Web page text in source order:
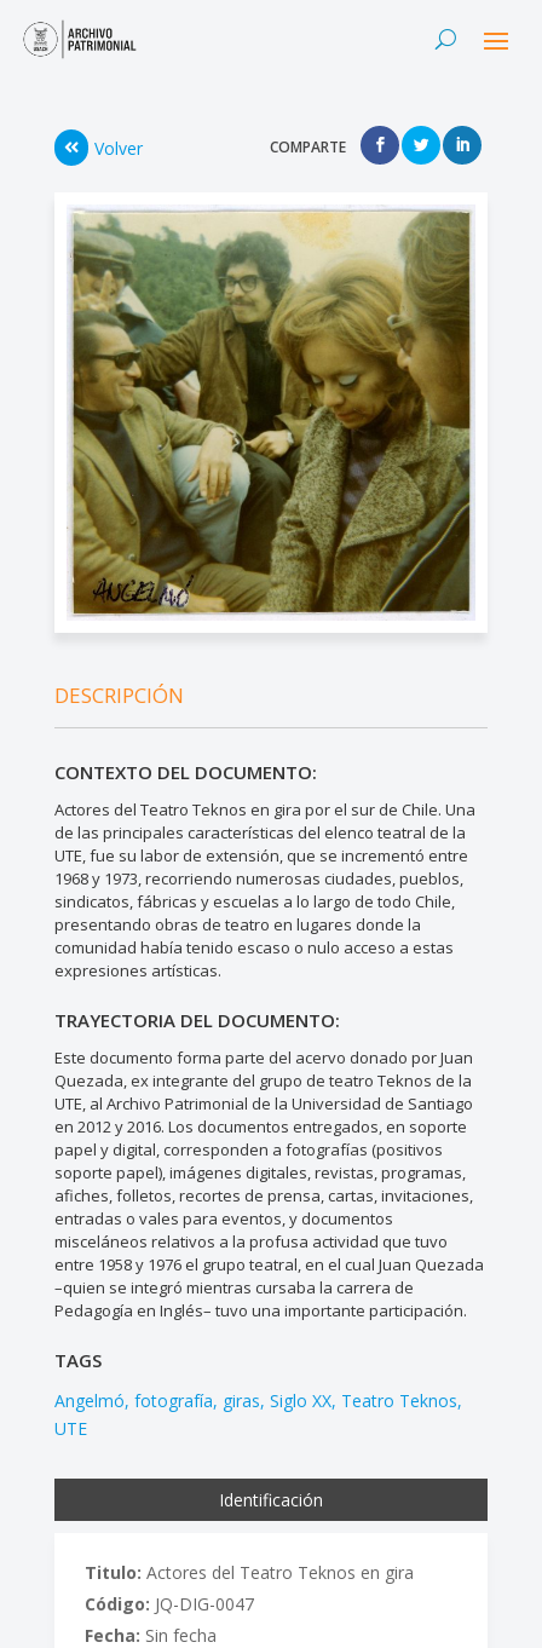
Volver COMPARTE
DESCRIPCIÓN
CONTEXTO DEL DOCUMENTO:
Actores del Teatro Teknos en gira por el sur de Chile. Una
de las principales características del elenco teatral de la
UTE, fue su labor de extensión, que se incrementó entre
1968 y 1973, recorriendo numerosas ciudades, pueblos,
sindicatos, fábricas y escuelas a lo largo de todo Chile,
presentando obras de teatro en lugares donde la
comunidad había tenido escaso o nulo acceso a estas
expresiones artísticas.
TRAYECTORIA DEL DOCUMENTO:
Este documento forma parte del acervo donado por Juan
Quezada, ex integrante del grupo de teatro Teknos de la
UTE, al Archivo Patrimonial de la Universidad de Santiago
en 2012 y 2016. Los documentos entregados, en soporte
papel y digital, corresponden a fotografías (positivos
soporte papel), imágenes digitales, revistas, programas,
afiches, folletos, recortes de prensa, cartas, invitaciones,
entradas o vales para eventos, y documentos
misceláneos relativos a la profusa actividad que tuvo
entre 1958 y 1976 el grupo teatral, en el cual Juan Quezada
–quien se integró mientras cursaba la carrera de
Pedagogía en Inglés– tuvo una importante participación.
TAGS
Angelmó fotografía giras Siglo XX Teatro Teknos
UTE
Identificación
Titulo: Actores del Teatro Teknos en gira
Código: JQ-DIG-0047
Fecha: Sin fecha